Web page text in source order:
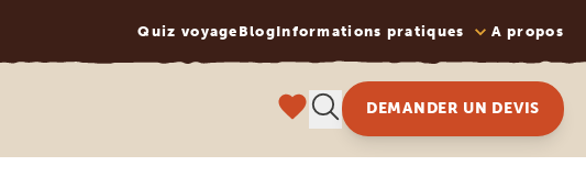
Quiz voyage BlogInformations pratiques A propos
DEMANDER UN DEVIS